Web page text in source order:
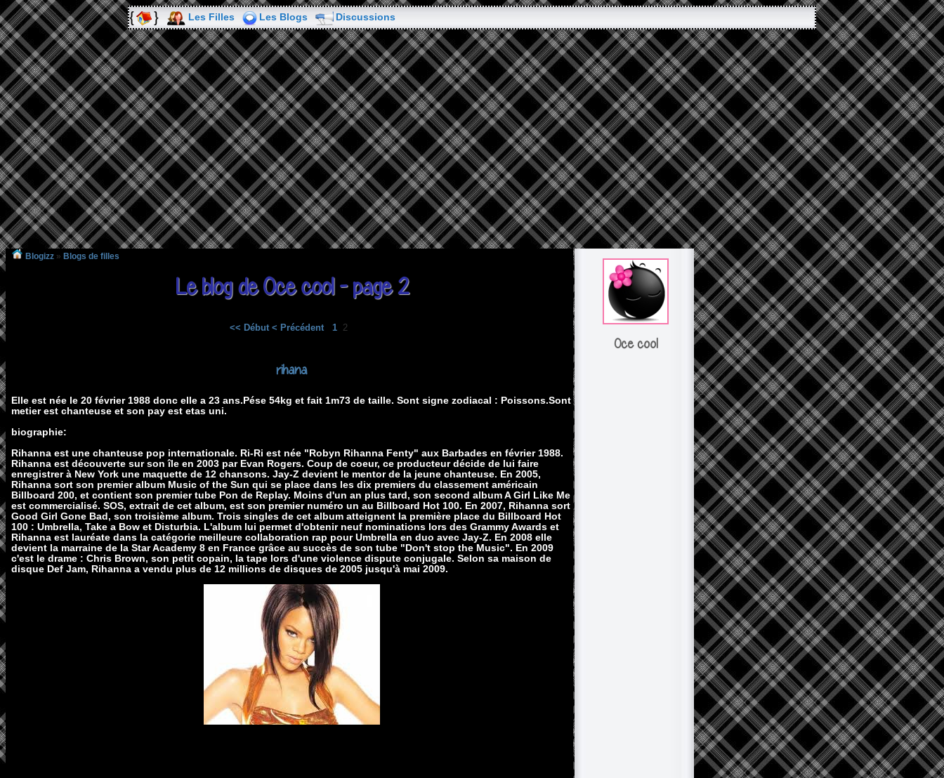
Les Filles Les Blogs Discussions
Blogizz » Blogs de filles
Le blog de Oce cool - page 2
<< Début < Précédent 1 2
rihana
Elle est née le 20 février 1988 donc elle a 23 ans.Pése 54kg et fait 1m73 de taille. Sont signe zodiacal : Poissons.Sont
metier est chanteuse et son pay est etas uni.
biographie:
Rihanna est une chanteuse pop internationale. Ri-Ri est née "Robyn Rihanna Fenty" aux Barbades en février 1988.
Rihanna est découverte sur son île en 2003 par Evan Rogers. Coup de coeur, ce producteur décide de lui faire
enregistrer à New York une maquette de 12 chansons. Jay-Z devient le mentor de la jeune chanteuse. En 2005,
Rihanna sort son premier album Music of the Sun qui se place dans les dix premiers du classement américain
Billboard 200, et contient son premier tube Pon de Replay. Moins d'un an plus tard, son second album A Girl Like Me
est commercialisé. SOS, extrait de cet album, est son premier numéro un au Billboard Hot 100. En 2007, Rihanna sort
Good Girl Gone Bad, son troisième album. Trois singles de cet album atteignent la première place du Billboard Hot
100 : Umbrella, Take a Bow et Disturbia. L'album lui permet d'obtenir neuf nominations lors des Grammy Awards et
Rihanna est lauréate dans la catégorie meilleure collaboration rap pour Umbrella en duo avec Jay-Z. En 2008 elle
devient la marraine de la Star Academy 8 en France grâce au succès de son tube "Don't stop the Music". En 2009
c'est le drame : Chris Brown, son petit copain, la tape lors d'une violence dispute conjugale. Selon sa maison de
disque Def Jam, Rihanna a vendu plus de 12 millions de disques de 2005 jusqu'à mai 2009.
Oce cool